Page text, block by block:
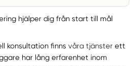
hjälper dig från start till mål
konsultation finns våra tjänsterett
har lång erfarenhet inom